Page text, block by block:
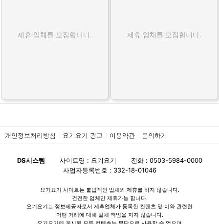
제휴 업체를 모집합니다. 제휴 업체를 모집합니다.
개인정보처리방침 요기요기 광고 이용약관 문의하기
DS시스템 사이트명 : 요기요기
전화 : 0503-5984-0000
사업자등록번호 : 332-18-01046
요기요기 사이트는 불법적인 업체와 제휴를 하지 않습니다.
건전한 업체만 제휴가능 합니다.
요기요기는 정보제공자로서 제휴업체가 등록한 컨텐츠 및 이와 관련한
어떤 거래에 대해 일체 책임을 지지 않습니다.